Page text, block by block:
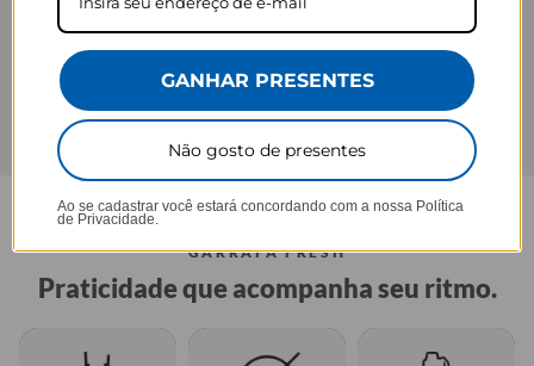
GARRAFA FRESH
Praticidade que acompanha seu ritmo.
GANHAR PRESENTES
Não gosto de presentes
Ao se cadastrar você estará concordando com a nossa Política
de Privacidade.